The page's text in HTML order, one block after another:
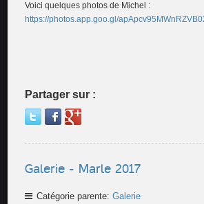
Voici quelques photos de Michel :
https://photos.app.goo.gl/
Partager sur :
Galerie - Marle 2017
Catégorie parente:Galerie